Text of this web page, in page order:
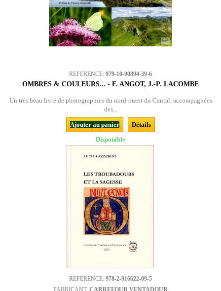
REFERENCE: 979-10-90894-39-6
OMBRES & COULEURS... - F. ANGOT, J.-P. LACOMBE
Un très beau livre de photographies du nord-ouest du Cantal, accompagnées
des...
Ajouter au panier
Détails
Disponible
REFERENCE: 978-2-916622-09-5
FABRICANT: CARREFOUR VENTADOUR